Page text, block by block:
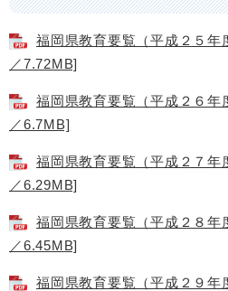
福岡県教育要覧（平成２５
／7.72MB]
福岡県教育要覧（平成２６
／6.7MB]
福岡県教育要覧（平成２７
／6.29MB]
福岡県教育要覧（平成２８
／6.45MB]
福岡県教育要覧（平成２９